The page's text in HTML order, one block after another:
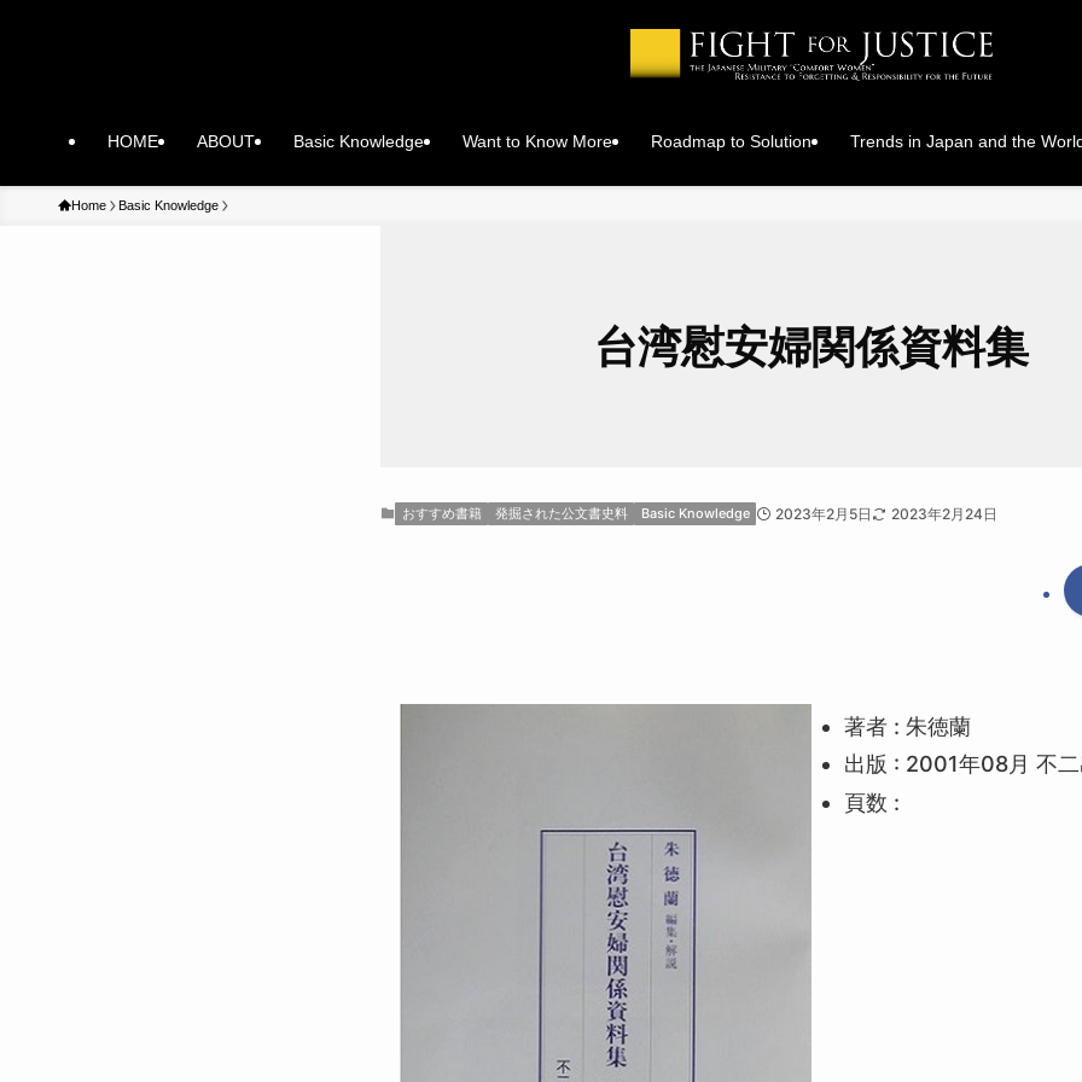
HOME ABOUT Basic Knowledge Want to Know More Roadmap to Solution Trends in Japan and the
Home Basic Knowledge
台湾慰安婦関係資料集
おすすめ書籍 発掘された公文書史料 Basic Knowledge 2023年2月5日 2023年2月24日
著者 : 朱徳蘭
出版 : 2001年08月 不
頁数 :